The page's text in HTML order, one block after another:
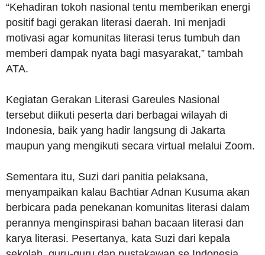
“Kehadiran tokoh nasional tentu memberikan energi
positif bagi gerakan literasi daerah. Ini menjadi
motivasi agar komunitas literasi terus tumbuh dan
memberi dampak nyata bagi masyarakat,” tambah
ATA.
Kegiatan Gerakan Literasi Gareules Nasional
tersebut diikuti peserta dari berbagai wilayah di
Indonesia, baik yang hadir langsung di Jakarta
maupun yang mengikuti secara virtual melalui Zoom.
Sementara itu, Suzi dari panitia pelaksana,
menyampaikan kalau Bachtiar Adnan Kusuma akan
berbicara pada penekanan komunitas literasi dalam
perannya menginspirasi bahan bacaan literasi dan
karya literasi. Pesertanya, kata Suzi dari kepala